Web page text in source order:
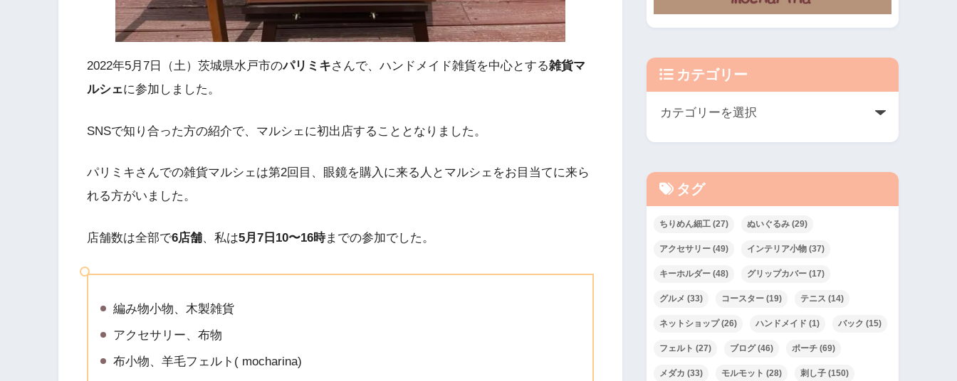
2022年5月7日（土）茨城県水戸市のパリミキさんで、ハンドメイド雑貨を中心とする雑貨マ
ルシェに参加しました。
SNSで知り合った方の紹介で、マルシェに初出店することとなりました。
パリミキさんでの雑貨マルシェは第2回目、眼鏡を購入に来る人とマルシェをお目当てに来ら
れる方がいました。
店舗数は全部で6店舗、私は5月7日10〜16時までの参加でした。
編み物小物、木製雑貨
アクセサリー、布物
布小物、羊毛フェルト( mocharina)
カテゴリー
タグ
ちりめん細工 (27) ぬいぐるみ (29)
アクセサリー (49) インテリア小物 (37)
キーホルダー (48) グリップカバー (17)
グルメ (33) コースター (19) テニス (14)
ネットショップ(26) ハンドメイド (1) バック (15)
フェルト (27) ブログ(46) ポーチ (69)
メダカ (33) モルモット (28) 刺し子 (150)